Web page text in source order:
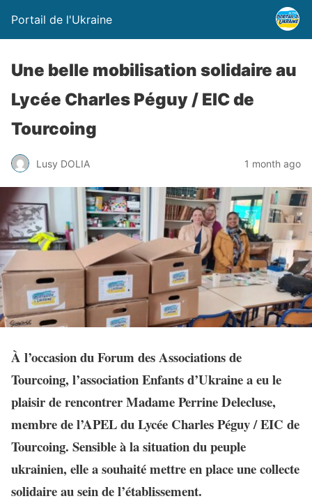
Portail de l'Ukraine
Une belle mobilisation solidaire au
Lycée Charles Péguy / EIC de
Tourcoing
Lusy DOLIA 1 month ago
À l’occasion du Forum des Associations de
Tourcoing, l’association Enfants d’Ukraine a eu le
plaisir de rencontrer Madame Perrine Delecluse,
membre de l’APEL du Lycée Charles Péguy / EIC de
Tourcoing. Sensible à la situation du peuple
ukrainien, elle a souhaité mettre en place une collecte
solidaire au sein de l’établissement.